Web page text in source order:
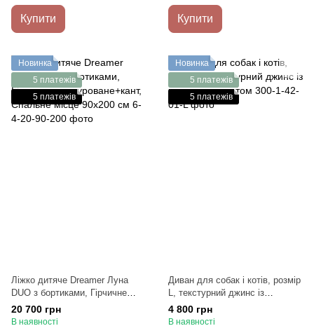
Купити Купити
Новинка
5 платежів
5 платежів
Ліжко дитяче Dreamer Луна
DUO з бортиками, Гірчичне
текстуроване+кант, Спальне
місце 90х200 см
20 700 грн
В наявності
Новинка
5 платежів
5 платежів
Диван для собак і котів, розмір
L, текстурний джинс із
коньячним кантом
4 800 грн
В наявності